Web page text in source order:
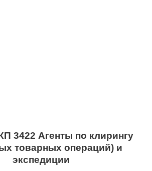
3422 Агенты по клирингу
товарных операций) и
экспедиции